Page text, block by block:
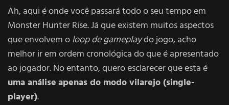
Ah, aqui é onde você passará todo o seu tempo em
Monster Hunter Rise. Já que existem muitos aspectos
que envolvem oloop de gameplaydo jogo, acho
melhor ir em ordem cronológica do que é apresentado
ao jogador. No entanto, quero esclarecer que esta é
uma análiseapenas do modo vilarejo (single-
player).